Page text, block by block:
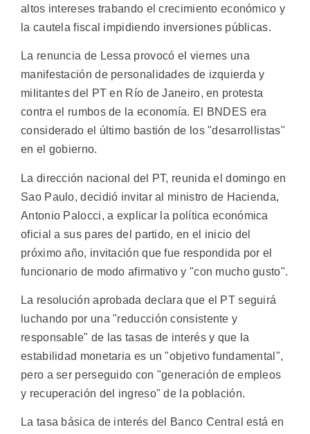
altos intereses trabando el crecimiento económico y
la cautela fiscal impidiendo inversiones públicas.
La renuncia de Lessa provocó el viernes una
manifestación de personalidades de izquierda y
militantes del PT en Río de Janeiro, en protesta
contra el rumbos de la economía. El BNDES era
considerado el último bastión de los "desarrollistas"
en el gobierno.
La dirección nacional del PT, reunida el domingo en
Sao Paulo, decidió invitar al ministro de Hacienda,
Antonio Palocci, a explicar la política económica
oficial a sus pares del partido, en el inicio del
próximo año, invitación que fue respondida por el
funcionario de modo afirmativo y "con mucho gusto".
La resolución aprobada declara que el PT seguirá
luchando por una "reducción consistente y
responsable" de las tasas de interés y que la
estabilidad monetaria es un "objetivo fundamental",
pero a ser perseguido con "generación de empleos
y recuperación del ingreso" de la población.
La tasa básica de interés del Banco Central está en